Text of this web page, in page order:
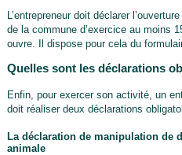
L’entrepreneur doit déclarer
de la commune d’exercice au moins
ouvre. Il dispose pour cela du
Quelles sont les déclarations
Enfin, pour exercer son activité, un
doit réaliser deux déclarations
La déclaration de manipulation de
animale